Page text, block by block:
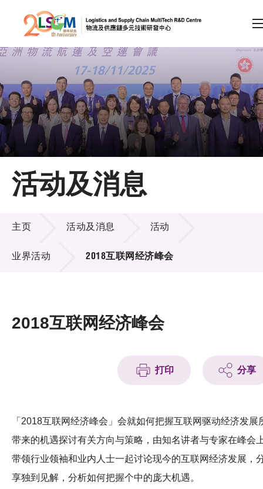
跳到内容（按回车键）
会员登录
A A EN 繁 简
主页
关于LSCM
技术商品化
项目及资助计划
活动及消息
科技分享
会籍
活动及消息
活动及消息
主页 活动及消息 活动
业界活动 2018互联网经济峰会
2018互联网经济峰会
打印 分享
「2018互联网经济峰会」会就如何把握互联网驱动经济发展
带来的机遇探讨有关方向与策略，由知名讲者与专家在峰会
带领行业领袖和业内人士一起讨论现今的互联网经济发展，
享独到见解，分析如何把握个中的庞大机遇。